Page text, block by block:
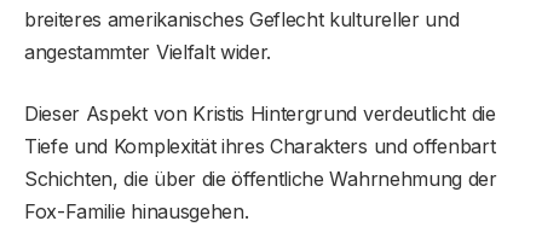
breiteres amerikanisches Geflecht kultureller und
angestammter Vielfalt wider.
Dieser Aspekt von Kristis Hintergrund verdeutlicht die
Tiefe und Komplexität ihres Charakters und offenbart
Schichten, die über die öffentliche Wahrnehmung der
Fox-Familie hinausgehen.